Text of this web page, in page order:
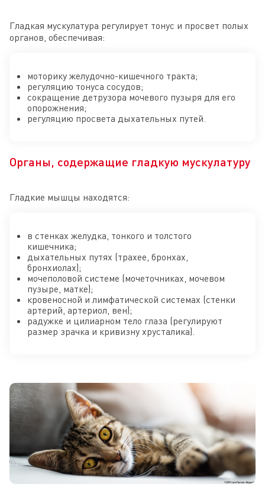
Гладкая мускулатура регулирует тонус и просвет полых
органов, обеспечивая:
моторику желудочно-кишечного тракта;
регуляцию тонуса сосудов;
сокращение детрузора мочевого пузыря для его
опорожнения;
регуляцию просвета дыхательных путей.
Органы, содержащие гладкую мускулатуру
Гладкие мышцы находятся:
в стенках желудка, тонкого и толстого
кишечника;
дыхательных путях (трахее, бронхах,
бронхиолах);
мочеполовой системе (мочеточниках, мочевом
пузыре, матке);
кровеносной и лимфатической системах (стенки
артерий, артериол, вен);
радужке и цилиарном тело глаза (регулируют
размер зрачка и кривизну хрусталика).